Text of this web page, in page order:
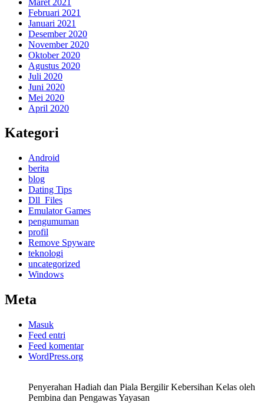
Februari 2021
Januari 2021
Desember 2020
November 2020
Oktober 2020
Agustus 2020
Juli 2020
Juni 2020
Mei 2020
April 2020
Kategori
Android
berita
blog
Dating Tips
Dll_Files
Emulator Games
pengumuman
profil
Remove Spyware
teknologi
uncategorized
Windows
Meta
Masuk
Feed entri
Feed komentar
WordPress.org
Penyerahan Hadiah dan Piala Bergilir Kebersihan Kelas oleh
Pembina dan Pengawas Yayasan